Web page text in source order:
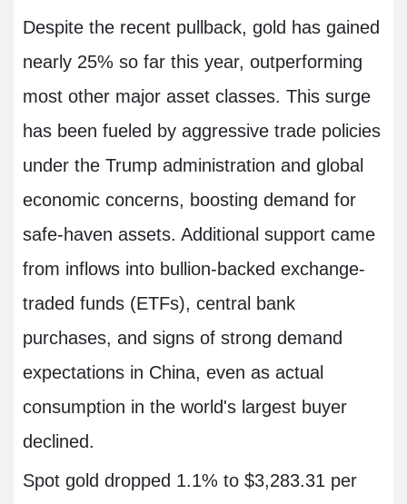
Despite the recent pullback, gold has gained
nearly 25% so far this year, outperforming
most other major asset classes. This surge
has been fueled by aggressive trade policies
under the Trump administration and global
economic concerns, boosting demand for
safe-haven assets. Additional support came
from inflows into bullion-backed exchange-
traded funds (ETFs), central bank
purchases, and signs of strong demand
expectations in China, even as actual
consumption in the world's largest buyer
declined.
Spot gold dropped 1.1% to $3,283.31 per